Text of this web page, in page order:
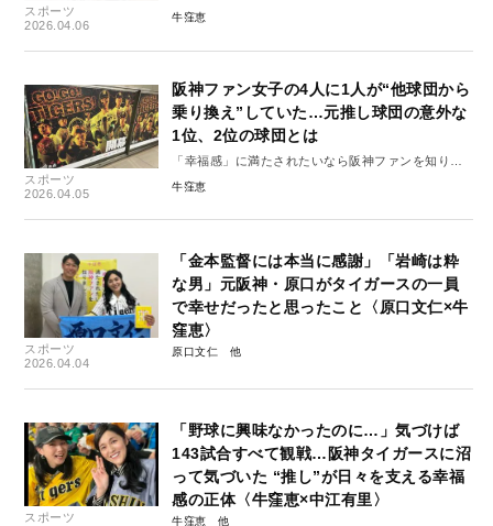
スポーツ
2026.04.06
しょう#7
牛窪恵
スポーツ
2026.04.05
阪神ファン女子の4人に1人が“他球団から
乗り換え”していた…元推し球団の意外な
1位、2位の球団とは
「幸福感」に満たされたいなら阪神ファンを知りま
しょう#6
牛窪恵
スポーツ
2026.04.04
「金本監督には本当に感謝」「岩崎は粋
な男」元阪神・原口がタイガースの一員
で幸せだったと思ったこと〈原口文仁×牛
窪恵〉
原口文仁
スポーツ
「野球に興味なかったのに…」気づけば
143試合すべて観戦…阪神タイガースに沼
って気づいた “推し”が日々を支える幸福
感の正体〈牛窪恵×中江有里〉
牛窪恵